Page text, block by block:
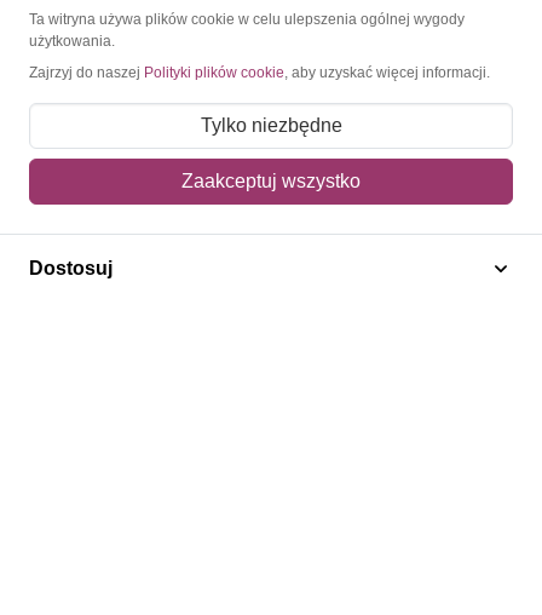
Mongolia 1979 Mi 1215-1221 Czyste **
7,00 zł
Dodaj do koszyka
Ta witryna używa plików cookie w celu ulepszenia ogólnej wygody
użytkowania.
Zajrzyj do naszej Polityki plików cookie, aby uzyskać więcej informacji.
Tylko niezbędne
Zaakceptuj wszystko
Dostosuj